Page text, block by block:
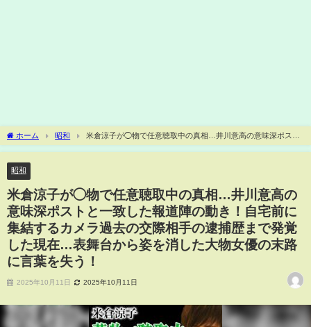
ホーム 昭和
米倉涼子が◯物で任意聴取中の真相…井川意高の意味深ポスト
と一致した報道陣の動き！自宅前に集結するカメラ過去の交際相手の逮捕歴まで発覚
昭和
米倉涼子が◯物で任意聴取中の真相…井川意高の
意味深ポストと一致した報道陣の動き！自宅前に
集結するカメラ過去の交際相手の逮捕歴まで発覚
した現在…表舞台から姿を消した大物女優の末路
に言葉を失う！
2025年10月11日 2025年10月11日